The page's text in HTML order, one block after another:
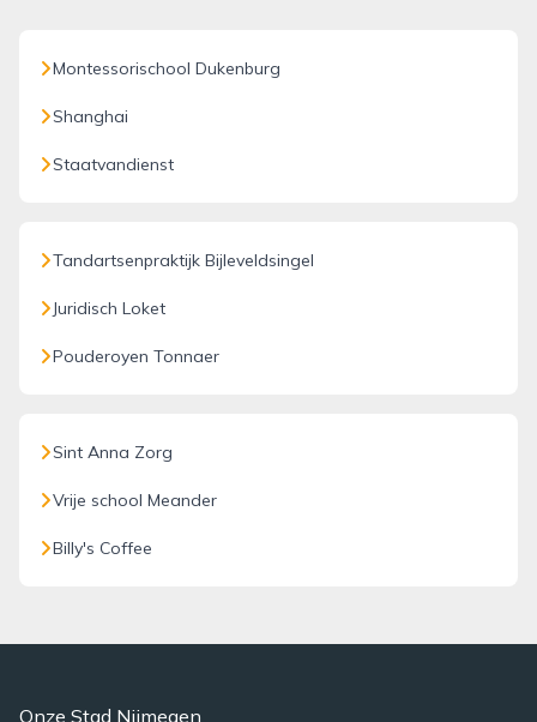
Montessorischool Dukenburg
Shanghai
Staatvandienst
Tandartsenpraktijk Bijleveldsingel
Juridisch Loket
Pouderoyen Tonnaer
Sint Anna Zorg
Vrije school Meander
Billy's Coffee
Onze Stad Nijmegen